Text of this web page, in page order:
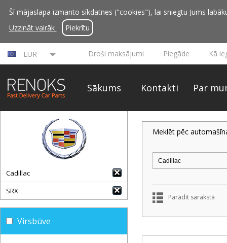
Šī mājaslapa izmanto sīkdatnes ("cookies"), lai sniegtu Jums
Uzzināt vairāk
Piekrītu
EUR Droši maksājumi Piegāde Kā
Sākums Kontakti Par
Cadillac
SRX
Virsbūve
Meklēt pēc
Parādīt sarakstā